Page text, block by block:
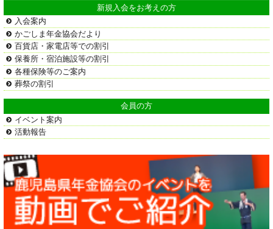
新規入会をお考えの方
入会案内
かごしま年金協会だより
百貨店・家電店等での割引
保養所・宿泊施設等の割引
各種保険等のご案内
葬祭の割引
会員の方
イベント案内
活動報告